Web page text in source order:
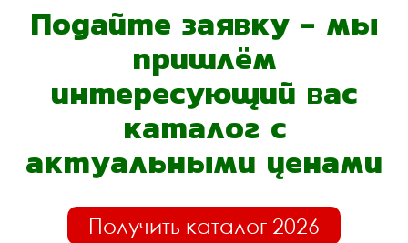
Подайте заявку - мы
пришлём
интересующий вас
каталог с
актуальными ценами
Получить каталог 2026